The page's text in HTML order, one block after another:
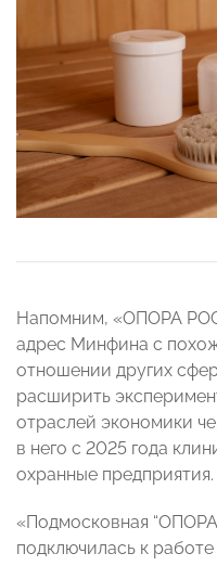
Напомним, «ОПОРА
адрес Минфина с
отношении других
расширить
отраслей экономики
в него с 2025 года
охранные предприятия.
«Подмосковная
подключилась к